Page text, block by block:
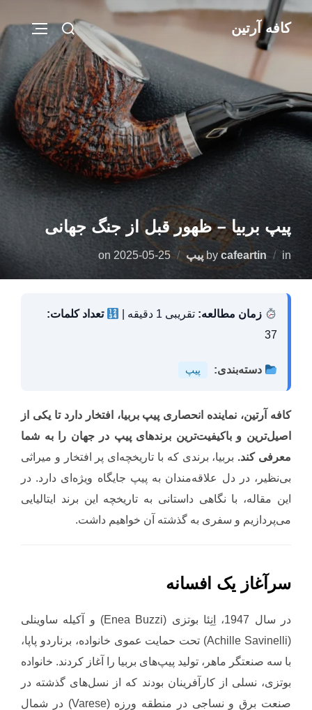
Skip
to
content
کافه آرتین
Search
for:
پیپ بربیا – ظهور قبل از جنگ جهانی
bycafeartin in پیپ on
Posted 2025-05-25
زمان مطالعه: تقریبی 1 دقیقه |
تعداد کلمات:
37
دسته‌بندی: پیپ
کافه آرتین، نماینده انحصاری پیپ بربیا، افتخار دارد تا یکی از
اصیل‌ترین و باکیفیت‌ترین برندهای پیپ در جهان را به شما
معرفی کند. بربیا، برندی که با تاریخچه‌ای پر افتخار و میراثی
بی‌نظیر، در دل علاقه‌مندان به پیپ جایگاه ویژه‌ای دارد. در
این مقاله، با نگاهی داستانی به تاریخچه این برند ایتالیایی
می‌پردازیم و سفری به گذشته آن خواهیم داشت.
سرآغاز یک افسانه
در سال 1947، اِنِئا بوتزی (Enea Buzzi) و آکیله ساوینلی
(Achille Savinelli) تحت حمایت عموی خانواده، برناردو پاپا،
با سه صنعتگر ماهر، تولید پیپ‌های بربیا را آغاز کردند. خانواده
بوتزی، نسلی از کارآفرینان بودند که از نسل‌های گذشته در
صنعت برق و نساجی در منطقه ورزه (Varese) در شمال